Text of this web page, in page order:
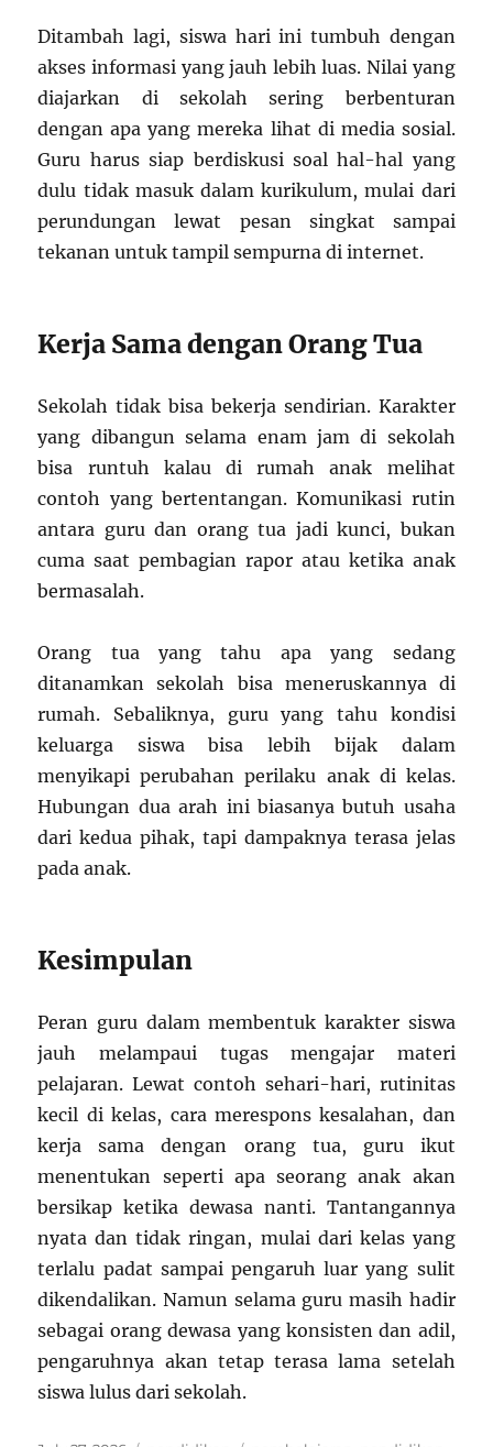
Ditambah lagi, siswa hari ini tumbuh dengan
akses informasi yang jauh lebih luas. Nilai yang
diajarkan di sekolah sering berbenturan
dengan apa yang mereka lihat di media sosial.
Guru harus siap berdiskusi soal hal-hal yang
dulu tidak masuk dalam kurikulum, mulai dari
perundungan lewat pesan singkat sampai
tekanan untuk tampil sempurna di internet.
Kerja Sama dengan Orang Tua
Sekolah tidak bisa bekerja sendirian. Karakter
yang dibangun selama enam jam di sekolah
bisa runtuh kalau di rumah anak melihat
contoh yang bertentangan. Komunikasi rutin
antara guru dan orang tua jadi kunci, bukan
cuma saat pembagian rapor atau ketika anak
bermasalah.
Orang tua yang tahu apa yang sedang
ditanamkan sekolah bisa meneruskannya di
rumah. Sebaliknya, guru yang tahu kondisi
keluarga siswa bisa lebih bijak dalam
menyikapi perubahan perilaku anak di kelas.
Hubungan dua arah ini biasanya butuh usaha
dari kedua pihak, tapi dampaknya terasa jelas
pada anak.
Kesimpulan
Peran guru dalam membentuk karakter siswa
jauh melampaui tugas mengajar materi
pelajaran. Lewat contoh sehari-hari, rutinitas
kecil di kelas, cara merespons kesalahan, dan
kerja sama dengan orang tua, guru ikut
menentukan seperti apa seorang anak akan
bersikap ketika dewasa nanti. Tantangannya
nyata dan tidak ringan, mulai dari kelas yang
terlalu padat sampai pengaruh luar yang sulit
dikendalikan. Namun selama guru masih hadir
sebagai orang dewasa yang konsisten dan adil,
pengaruhnya akan tetap terasa lama setelah
siswa lulus dari sekolah.